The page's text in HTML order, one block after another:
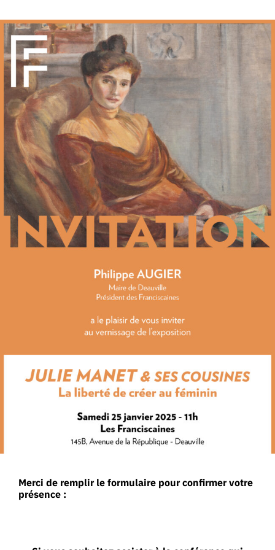
Merci de remplir le formulaire pour confirmer votre
présence :